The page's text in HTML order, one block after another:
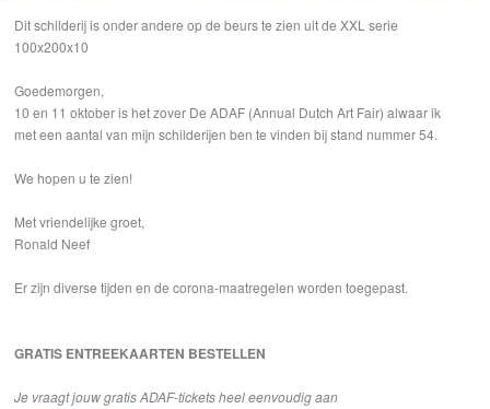
Dit schilderij is onder andere op de beurs te zien uit de XXL serie
100x200x10
Goedemorgen,
10 en 11 oktober is het zover De ADAF (Annual Dutch Art Fair) alwaar ik
met een aantal van mijn schilderijen ben te vinden bij stand nummer 54.
We hopen u te zien!
Met vriendelijke groet,
Ronald Neef
Er zijn diverse tijden en de corona-maatregelen worden toegepast.
GRATIS ENTREEKAARTEN BESTELLEN
Je vraagt jouw gratis ADAF-tickets heel eenvoudig aan